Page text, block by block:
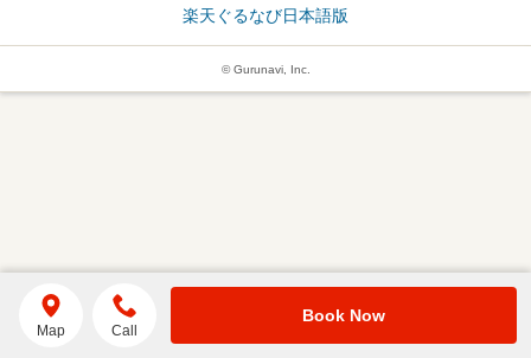
楽天ぐるなび日本語版
© Gurunavi, Inc.
Map Call
Book Now